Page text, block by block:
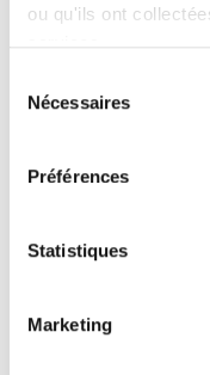
ou qu'ils ont
Nécessaires
Préférences
Statistiques
Marketing
MARION
CHARBEL